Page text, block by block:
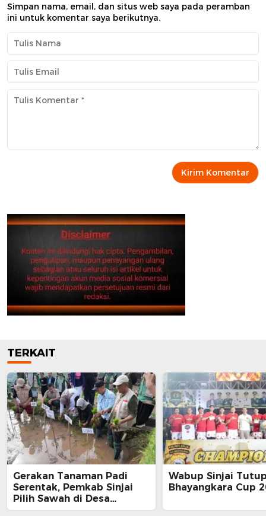
Simpan nama, email, dan situs web saya pada peramban
ini untuk komentar saya berikutnya.
TERKAIT
Gerakan Tanaman Padi
Serentak, Pemkab Sinjai
Pilih Sawah di Desa
Barania
Wabup Sinjai
Bhayangkara Cup